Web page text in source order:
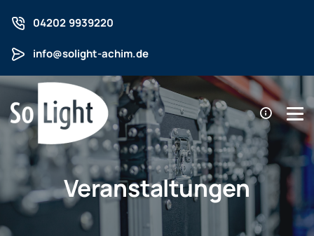
04202 9939220
info@solight-achim.de
Veranstaltungen